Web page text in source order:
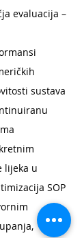
evaluacija –
sustava
lijeka u
SOP